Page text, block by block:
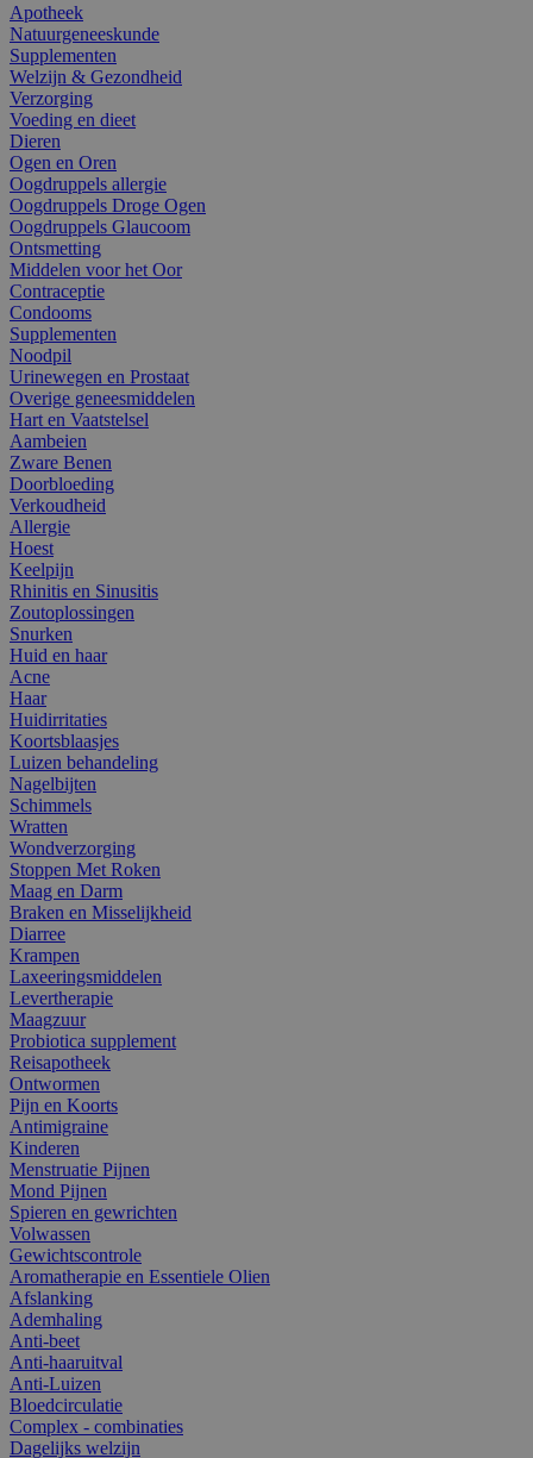
Apotheek
Natuurgeneeskunde
Supplementen
Welzijn & Gezondheid
Verzorging
Voeding en dieet
Dieren
Ogen en Oren
Oogdruppels allergie
Oogdruppels Droge Ogen
Oogdruppels Glaucoom
Ontsmetting
Middelen voor het Oor
Contraceptie
Condooms
Supplementen
Noodpil
Urinewegen en Prostaat
Overige geneesmiddelen
Hart en Vaatstelsel
Aambeien
Zware Benen
Doorbloeding
Verkoudheid
Allergie
Hoest
Keelpijn
Rhinitis en Sinusitis
Zoutoplossingen
Snurken
Huid en haar
Acne
Haar
Huidirritaties
Koortsblaasjes
Luizen behandeling
Nagelbijten
Schimmels
Wratten
Wondverzorging
Stoppen Met Roken
Maag en Darm
Braken en Misselijkheid
Diarree
Krampen
Laxeeringsmiddelen
Levertherapie
Maagzuur
Probiotica supplement
Reisapotheek
Ontwormen
Pijn en Koorts
Antimigraine
Kinderen
Menstruatie Pijnen
Mond Pijnen
Spieren en gewrichten
Volwassen
Gewichtscontrole
Aromatherapie en Essentiele Olien
Afslanking
Ademhaling
Anti-beet
Anti-haaruitval
Anti-Luizen
Bloedcirculatie
Complex - combinaties
Dagelijks welzijn